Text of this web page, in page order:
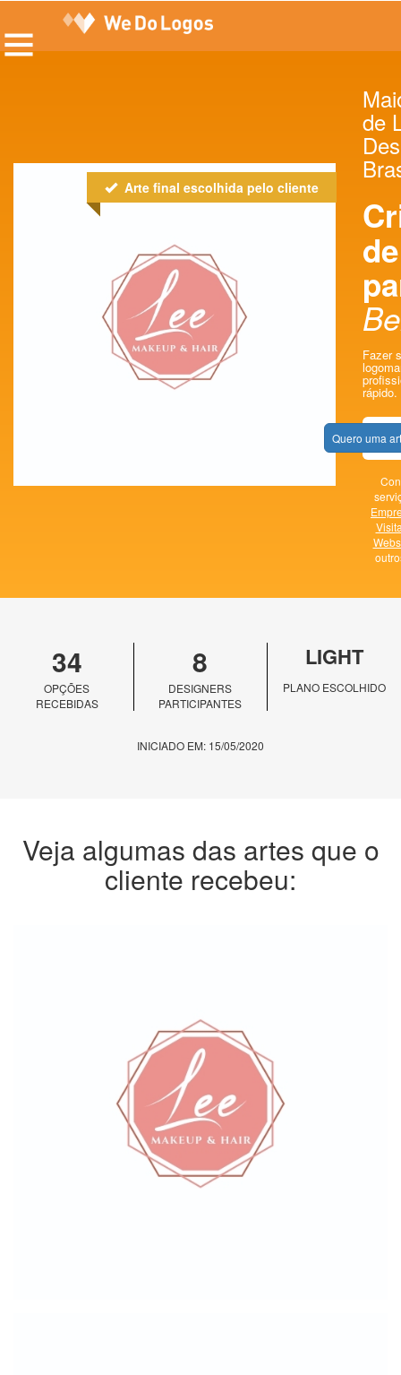
Arte final escolhida pelo cliente
de
de
Fazer
rápido.
Quero uma
34
OPÇÕES
RECEBIDAS
8
DESIGNERS
PARTICIPANTES
LIGHT
PLANO ESCOLHIDO
INICIADO EM: 15/05/2020
Veja algumas das artes que o
cliente recebeu: